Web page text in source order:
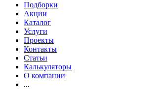
Подборки
Акции
Каталог
Услуги
Проекты
Контакты
Статьи
Калькуляторы
О компании
...